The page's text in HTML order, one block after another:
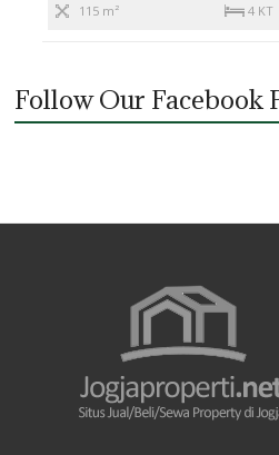
115 m² 4 KT
Follow Our Facebook